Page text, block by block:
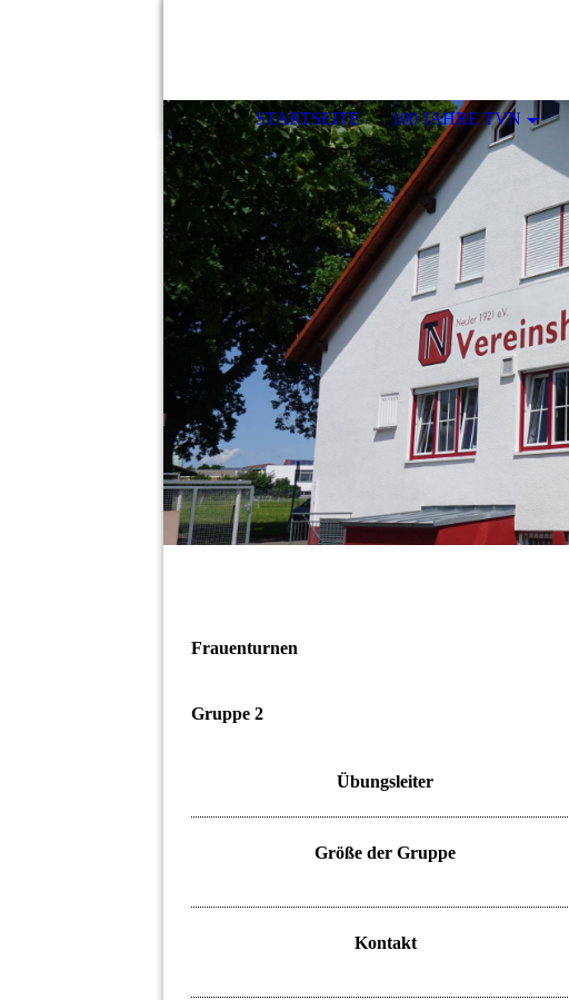
STARTSEITE 100 JAHRE TVN
Frauenturnen
Gruppe 2
Übungsleiter
Größe der Gruppe
Kontakt